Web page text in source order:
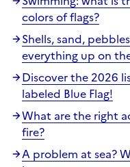
colors of flags?
Shells, sand,
everything up on
Discover the 2026
labeled Blue Flag!
What are the right
fire?
A problem at sea?